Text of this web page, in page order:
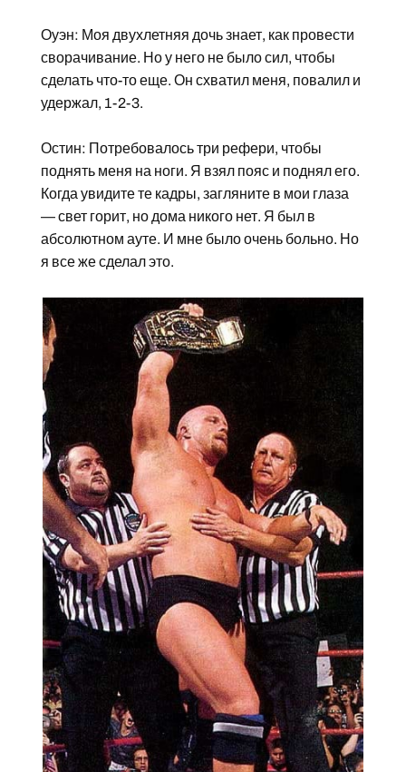
Оуэн: Моя двухлетняя дочь знает, как провести
сворачивание. Но у него не было сил, чтобы
сделать что-то еще. Он схватил меня, повалил и
удержал, 1-2-3.
Остин: Потребовалось три рефери, чтобы
поднять меня на ноги. Я взял пояс и поднял его.
Когда увидите те кадры, загляните в мои глаза
— свет горит, но дома никого нет. Я был в
абсолютном ауте. И мне было очень больно. Но
я все же сделал это.